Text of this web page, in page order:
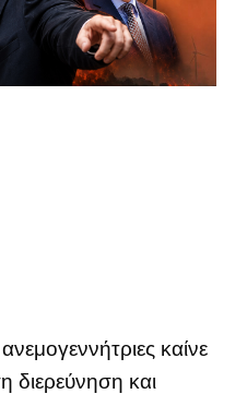
καίνε
διερεύνηση και